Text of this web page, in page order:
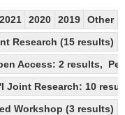
2021 2020 2019
Other
Research (15 results)
Access: 2 results,
Joint Research: 10
Workshop (3 results)